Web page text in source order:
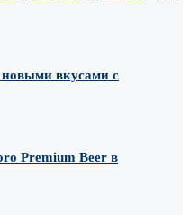
новыми вкусами с
Premium Beer в